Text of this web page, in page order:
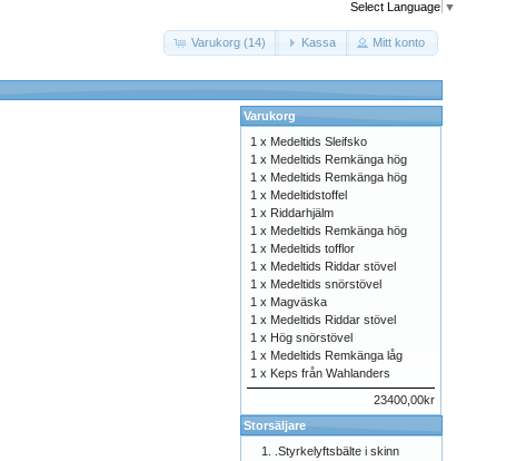
Select Language ▼
Varukorg (14) Kassa Mitt konto
Varukorg
1 x Medeltids Sleifsko
1 x Medeltids Remkänga hög
1 x Medeltids Remkänga hög
1 x Medeltidstoffel
1 x Riddarhjälm
1 x Medeltids Remkänga hög
1 x Medeltids tofflor
1 x Medeltids Riddar stövel
1 x Medeltids snörstövel
1 x Magväska
1 x Medeltids Riddar stövel
1 x Hög snörstövel
1 x Medeltids Remkänga låg
1 x Keps från Wahlanders
23400,00kr
Storsäljare
.Styrkelyftsbälte i skinn